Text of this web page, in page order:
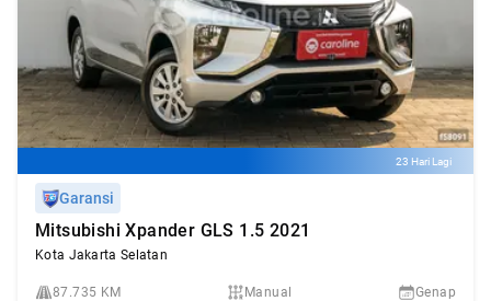
23 Hari Lagi
Garansi
Mitsubishi Xpander GLS 1.5 2021
Kota Jakarta Selatan
87.735 KM Manual Genap